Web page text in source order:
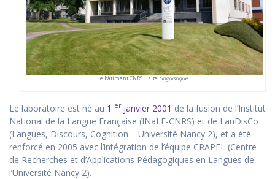
Le bâtiment CNRS | site Linguistique
Le laboratoire est né au 1 erjanvier 2001 de la fusion de l’Institut
National de la Langue Française (INaLF-CNRS) et de LanDisCo
(Langues, Discours, Cognition – Université Nancy 2), et a été
renforcé en 2005 avec l’intégration de l’équipe CRAPEL (Centre
de Recherches et d’Applications Pédagogiques en Langues de
l’Université Nancy 2).